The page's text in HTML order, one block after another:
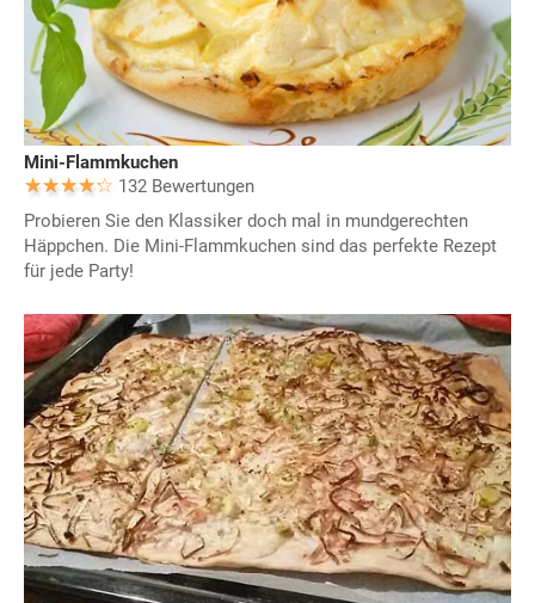
Mini-Flammkuchen
132 Bewertungen
Probieren Sie den Klassiker doch mal in mundgerechten
Häppchen. Die Mini-Flammkuchen sind das perfekte Rezept
für jede Party!